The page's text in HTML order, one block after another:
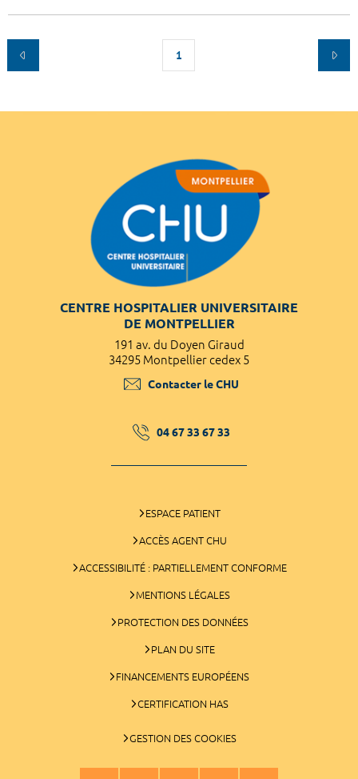
1
CENTRE HOSPITALIER UNIVERSITAIRE
DE MONTPELLIER
191 av. du Doyen Giraud
34295 Montpellier cedex 5
Contacter le CHU
04 67 33 67 33
ESPACE PATIENT
ACCÈS AGENT CHU
ACCESSIBILITÉ : PARTIELLEMENT CONFORME
MENTIONS LÉGALES
PROTECTION DES DONNÉES
PLAN DU SITE
FINANCEMENTS EUROPÉENS
CERTIFICATION HAS
GESTION DES COOKIES